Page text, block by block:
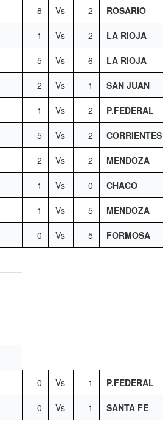
8 Vs 2 ROSARIO
1 Vs 2 LA RIOJA
5 Vs 6 LA RIOJA
2 Vs 1 SAN JUAN
1 Vs 2 P.FEDERAL
5 Vs 2 CORRIENTES
2 Vs 2 MENDOZA
1 Vs 0 CHACO
1 Vs 5 MENDOZA
0 Vs 5 FORMOSA
0 Vs 1 P.FEDERAL
0 Vs 1 SANTA FE